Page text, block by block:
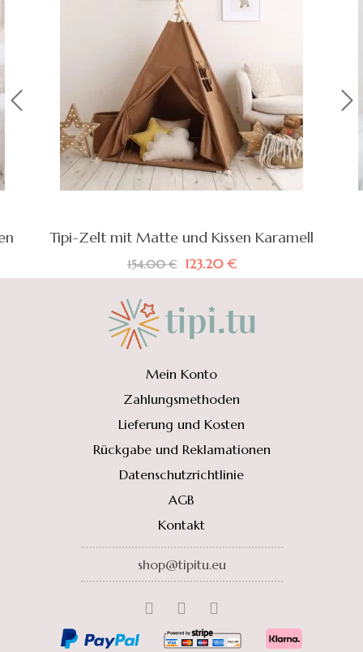
Tipi-Zelt mit Matte und Kissen Karamell
154.00€
Ursprünglicher
Preis
123.20€Aktueller
Preis
Mein Konto
Zahlungsmethoden
Lieferung und Kosten
Rückgabe und Reklamationen
Datenschutzrichtlinie
AGB
Kontakt
shop@tipitu.eu